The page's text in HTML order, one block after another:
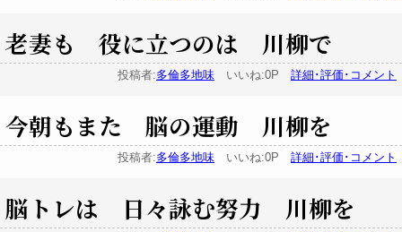
老妻も 役に立つのは 川柳で
投稿者:多倫多地味 いいね:0P 詳細･評価･コメント
今朝もまた 脳の運動 川柳を
投稿者:多倫多地味 いいね:0P 詳細･評価･コメント
脳トレは 日々詠む努力 川柳を